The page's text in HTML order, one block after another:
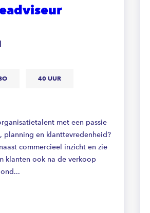
40 UUR
met een passie
planning en klanttevredenheid?
commercieel inzicht en zie
klanten ook na de verkoop